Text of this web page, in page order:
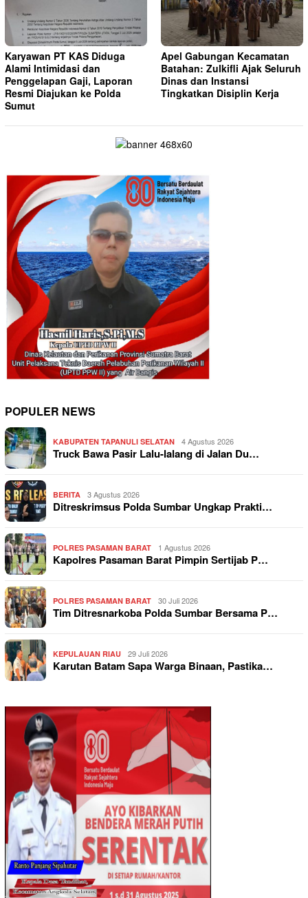
Karyawan PT KAS Diduga
Alami Intimidasi dan
Penggelapan Gaji, Laporan
Resmi Diajukan ke Polda
Sumut
Apel Gabungan Kecamatan
Batahan: Zulkifli Ajak Seluruh
Dinas dan Instansi
Tingkatkan Disiplin Kerja
POPULER NEWS
KABUPATEN TAPANULI SELATAN 4 Agustus 2026
Truck Bawa Pasir Lalu-lalang di Jalan Du…
BERITA 3 Agustus 2026
Ditreskrimsus Polda Sumbar Ungkap Prakti…
POLRES PASAMAN BARAT 1 Agustus 2026
Kapolres Pasaman Barat Pimpin Sertijab P…
POLRES PASAMAN BARAT 30 Juli 2026
Tim Ditresnarkoba Polda Sumbar Bersama P…
KEPULAUAN RIAU 29 Juli 2026
Karutan Batam Sapa Warga Binaan, Pastika…